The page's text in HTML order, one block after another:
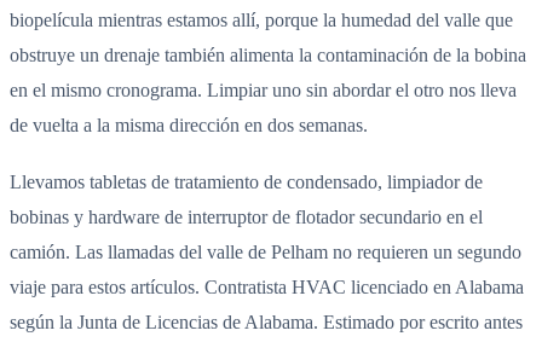
biopelícula mientras estamos allí, porque la humedad del valle que
obstruye un drenaje también alimenta la contaminación de la bobina
en el mismo cronograma. Limpiar uno sin abordar el otro nos lleva
de vuelta a la misma dirección en dos semanas.
Llevamos tabletas de tratamiento de condensado, limpiador de
bobinas y hardware de interruptor de flotador secundario en el
camión. Las llamadas del valle de Pelham no requieren un segundo
viaje para estos artículos. Contratista HVAC licenciado en Alabama
según la Junta de Licencias de Alabama. Estimado por escrito antes